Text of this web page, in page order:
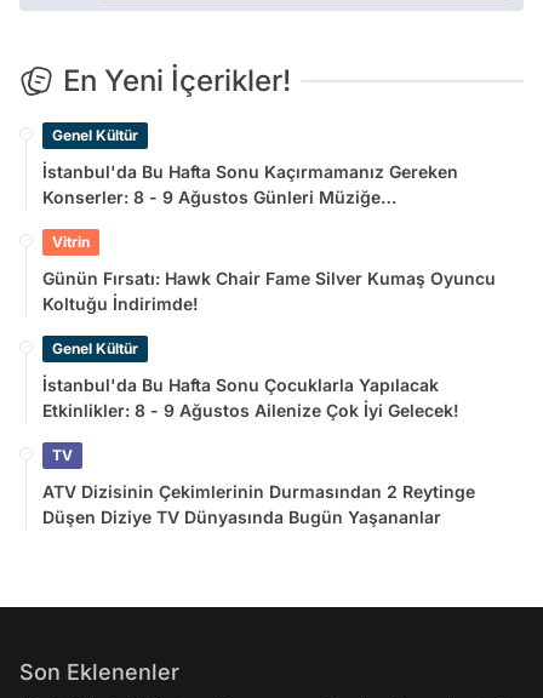
En Yeni İçerikler!
Genel Kültür
İstanbul'da Bu Hafta Sonu Kaçırmamanız Gereken
Konserler: 8 - 9 Ağustos Günleri Müziğe
Vitrin
Günün Fırsatı: Hawk Chair Fame Silver Kumaş Oyuncu
Koltuğu İndirimde!
Genel Kültür
İstanbul'da Bu Hafta Sonu Çocuklarla Yapılacak
Etkinlikler: 8 - 9 Ağustos Ailenize Çok İyi Gelecek!
TV
ATV Dizisinin Çekimlerinin Durmasından 2 Reytinge
Düşen Diziye TV Dünyasında Bugün Yaşananlar
Son Eklenenler